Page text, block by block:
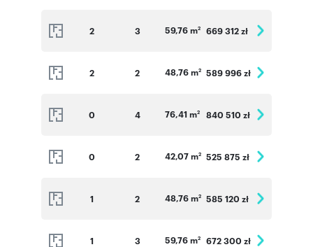
2 3 59,76 m2 669 312 zł
2 2 48,76 m2 589 996 zł
0 4 76,41 m2 840 510 zł
0 2 42,07 m2 525 875 zł
1 2 48,76 m2 585 120 zł
1 3 59,76 m2 672 300 zł